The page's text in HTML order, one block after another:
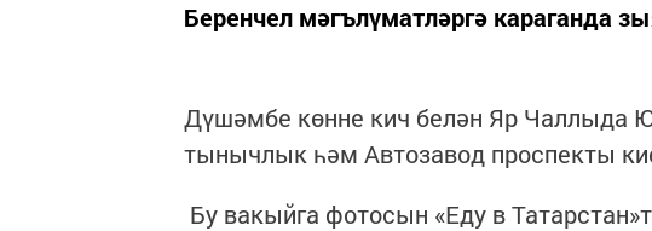
Беренчел мәгълүматләргә караганда
Дүшәмбе көнне кич белән Яр Чаллыда
тынычлык һәм Автозавод проспекты
Бу вакыйга фотосын «Еду в